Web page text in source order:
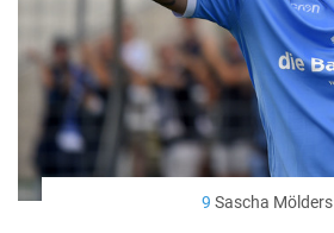
9 Sascha Mölders